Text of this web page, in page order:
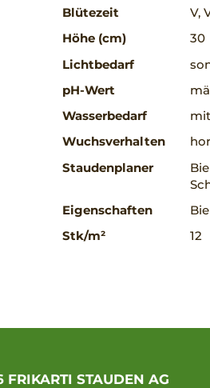
Blütezeit
V,
Höhe (cm)
30
Lichtbedarf
pH-Wert
Wasserbedarf
Wuchsverhalten
Staudenplaner
Eigenschaften
Stk/m²
12
FRIKARTI STAUDEN AG